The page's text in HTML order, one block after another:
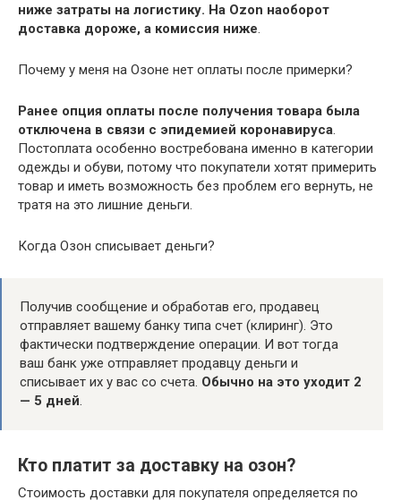
ниже затраты на логистику. На Ozon наоборот
доставка дороже, а комиссия ниже.
Почему у меня на Озоне нет оплаты после примерки?
Ранее опция оплаты после получения товара была
отключена в связи с эпидемией коронавируса.
Постоплата особенно востребована именно в категории
одежды и обуви, потому что покупатели хотят примерить
товар и иметь возможность без проблем его вернуть, не
тратя на это лишние деньги.
Когда Озон списывает деньги?
Получив сообщение и обработав его, продавец
отправляет вашему банку типа счет (клиринг). Это
фактически подтверждение операции. И вот тогда
ваш банк уже отправляет продавцу деньги и
списывает их у вас со счета. Обычно на это уходит 2
— 5 дней.
Кто платит за доставку на озон?
Стоимость доставки для покупателя определяется по